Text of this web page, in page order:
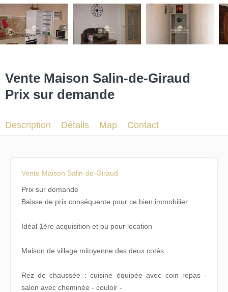
Vente Maison Salin-de-Giraud
Prix sur demande
Description Détails Map Contact
Vente Maison Salin-de-Giraud
Prix sur demande
Baisse de prix conséquente pour ce bien immobilier
Idéal 1ère acquisition et ou pour location
Maison de village mitoyenne des deux cotés
Rez de chaussée : cuisine équipée avec coin repas -
salon avec cheminée - couloir -